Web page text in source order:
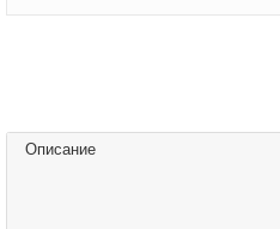
Описание